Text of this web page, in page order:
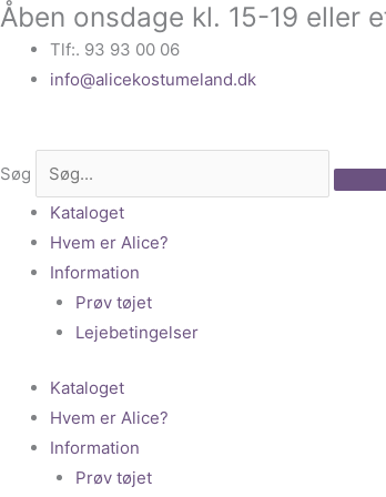
Gå
indholdet
Åben onsdage kl. 15-19 eller
Tlf:. 93 93 00 06
info@alicekostumeland.dk
Søg
Kataloget
Hvem er Alice?
Information
Prøv tøjet
Lejebetingelser
Kataloget
Hvem er Alice?
Information
Prøv tøjet